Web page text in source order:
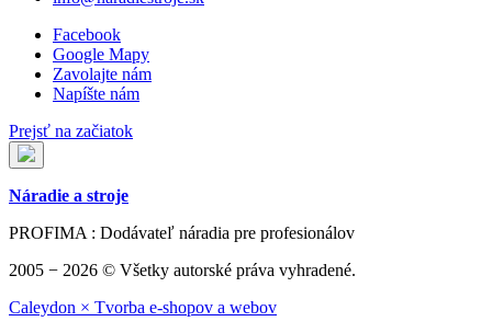
Facebook
Google Mapy
Zavolajte nám
Napíšte nám
Prejsť na začiatok
Náradie a stroje
PROFIMA : Dodávateľ náradia pre profesionálov
2005 − 2026 © Všetky autorské práva vyhradené.
Caleydon × Tvorba e-shopov a webov